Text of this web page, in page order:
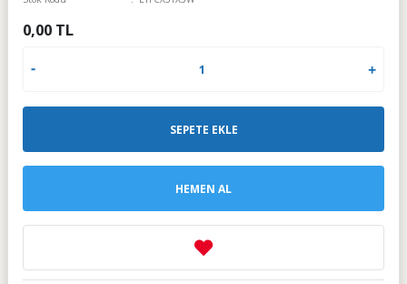
0,00 TL
SEPETE EKLE
HEMEN AL